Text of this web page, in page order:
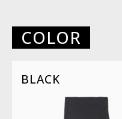
COLOR
BLACK